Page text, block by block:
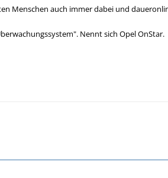
Menschen auch immer dabei und
Nennt sich Opel OnStar.